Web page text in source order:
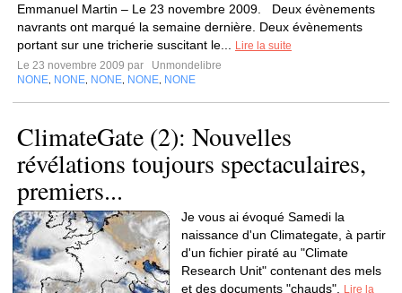
Emmanuel Martin – Le 23 novembre 2009. Deux évènements
navrants ont marqué la semaine dernière. Deux évènements
portant sur une tricherie suscitant le...
Lire la suite
Le 23 novembre 2009 par
Unmondelibre
NONE NONE NONE NONE NONE
ClimateGate (2): Nouvelles
révélations toujours spectaculaires,
premiers...
Je vous ai évoqué Samedi la
naissance d'un Climategate, à partir
d'un fichier piraté au "Climate
Research Unit" contenant des mels
et des documents "chauds".
Lire la